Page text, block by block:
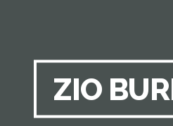
ZIO